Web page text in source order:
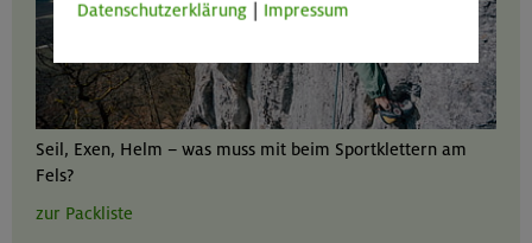
Seil, Exen, Helm – was muss mit beim Sportklettern am
Fels?
zur Packliste
Datenschutzerklärung Impressum